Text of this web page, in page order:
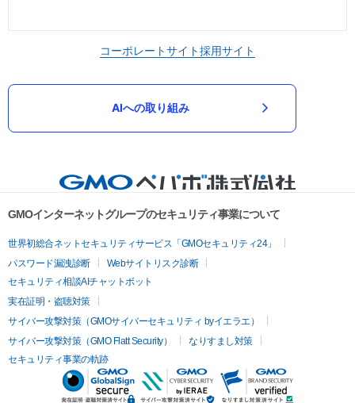
コーポレートサイト採用サイト
AIへの取り組み
GMOインターネットグループのセキュリティ事業について
世界初総合ネットセキュリティサービス「GMOセキュリティ24」
パスワード漏洩診断
Webサイトリスク診断
セキュリティ相談AIチャットボット
実在証明・盗聴対策
サイバー攻撃対策（GMOサイバーセキュリティ byイエラエ）
サイバー攻撃対策（GMO Flatt Security）
なりすまし対策
セキュリティ事業の軌跡